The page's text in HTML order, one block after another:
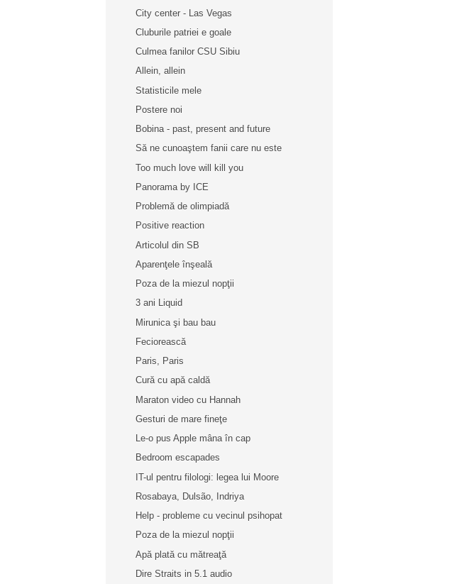
City center - Las Vegas
Cluburile patriei e goale
Culmea fanilor CSU Sibiu
Allein, allein
Statisticile mele
Postere noi
Bobina - past, present and future
Să ne cunoaştem fanii care nu este
Too much love will kill you
Panorama by ICE
Problemă de olimpiadă
Positive reaction
Articolul din SB
Aparenţele înşeală
Poza de la miezul nopţii
3 ani Liquid
Mirunica şi bau bau
Feciorească
Paris, Paris
Cură cu apă caldă
Maraton video cu Hannah
Gesturi de mare fineţe
Le-o pus Apple mâna în cap
Bedroom escapades
IT-ul pentru filologi: legea lui Moore
Rosabaya, Dulsão, Indriya
Help - probleme cu vecinul psihopat
Poza de la miezul nopţii
Apă plată cu mătreaţă
Dire Straits in 5.1 audio